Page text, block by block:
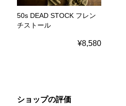
50s DEAD STOCK フレン
チストール
¥8,580
ショップの評価